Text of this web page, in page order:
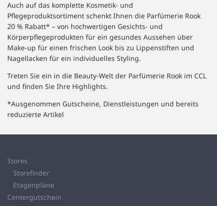
Auch auf das komplette Kosmetik- und
Pflegeproduktsortiment schenkt Ihnen die Parfümerie Rook
20 % Rabatt* – von hochwertigen Gesichts- und
Körperpflegeprodukten für ein gesundes Aussehen über
Make-up für einen frischen Look bis zu Lippenstiften und
Nagellacken für ein individuelles Styling.
Treten Sie ein in die Beauty-Welt der Parfümerie Rook im CCL
und finden Sie Ihre Highlights.
*Ausgenommen Gutscheine, Dienstleistungen und bereits
reduzierte Artikel
Stores
Storefinder
Etagenpläne
Centergutschein